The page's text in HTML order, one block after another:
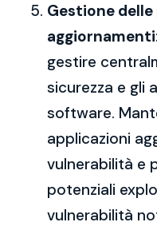
Gestione
aggiornamenti
gestire
sicurezza e gli
software.
applicazioni
vulnerabilità e
potenziali
vulnerabilità